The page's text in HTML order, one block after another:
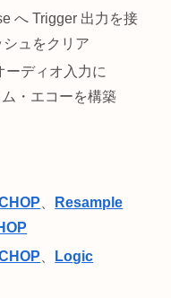
へ Trigger 出力を接
ュをクリア
ディオ入力に
・エコーを構築
、
Resample
Logic